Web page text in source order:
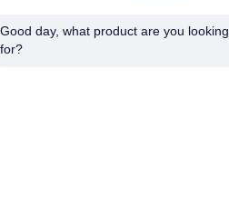
Good day, what product are you looking
for?